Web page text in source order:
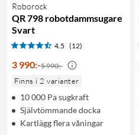
Roborock
QR 798 robotdammsugare
Svart
4.5 (12)
3 990:-5 990:-
Finns i 2 varianter
10 000 Pa sugkraft
Självtömmande docka
Kartlägg flera våningar